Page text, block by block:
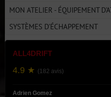
MON ATELIER - ÉQUIPEMENT
SYSTÈMES D'ÉCHAPPEMENT
ALL4DRIFT
4.9 ★ (182 avis)
Adrien Gomez